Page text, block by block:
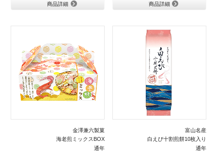
商品詳細 商品詳細
金澤兼六製菓
海老煎ミックスBOX
通年
富山名産
白えび十割煎餅10枚入り
通年